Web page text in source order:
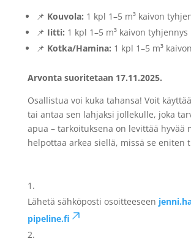
📌 Kouvola: 1 kpl 1–5 m³ kaivon
📌 Iitti: 1 kpl 1–5 m³ kaivon tyhjennys
📌 Kotka/Hamina: 1 kpl 1–5 m³
Arvonta suoritetaan 17.11.2025.
Osallistua voi kuka tahansa! Voit
tai antaa sen lahjaksi jollekulle, joka
apua – tarkoituksena on levittää hyvää
helpottaa arkea siellä, missä se
Lähetä sähköposti osoitteeseen
pipeline.fi